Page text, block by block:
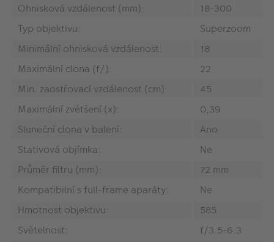
Ohnisková vzdálenost (mm):
18-300
Typ objektivu:
Superzoom
Minimální ohnisková vzdálenost:
18
Maximální clona (f/):
22
Min. zaostřovací vzdálenost (cm):
45
Maximální zvětšení (x):
0,39
Sluneční clona v balení:
Ano
Stativová objímka:
Ne
Průměr filtru (mm):
72 mm
Kompatibilní s full-frame aparáty:
Ne
Hmotnost objektivu:
585
Světelnost:
f/3.5-6.3